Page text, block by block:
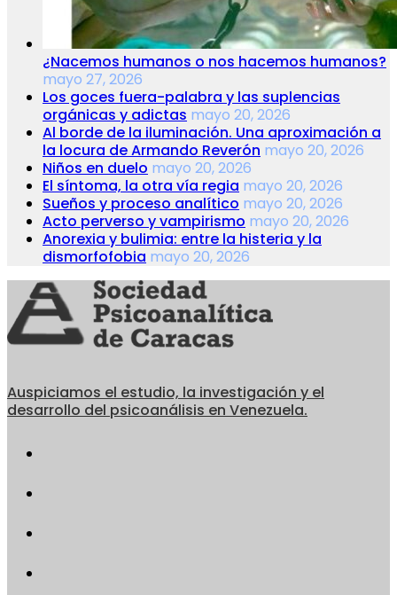
¿Nacemos humanos o nos hacemos humanos?
mayo 27, 2026
Los goces fuera-palabra y las suplencias
orgánicas y adictas mayo 20, 2026
Al borde de la iluminación. Una aproximación a
la locura de Armando Reverón mayo 20, 2026
Niños en duelo mayo 20, 2026
El síntoma, la otra vía regia mayo 20, 2026
Sueños y proceso analítico mayo 20, 2026
Acto perverso y vampirismo mayo 20, 2026
Anorexia y bulimia: entre la histeria y la
dismorfofobia mayo 20, 2026
Auspiciamos el estudio, la investigación y el
desarrollo del psicoanálisis en Venezuela.